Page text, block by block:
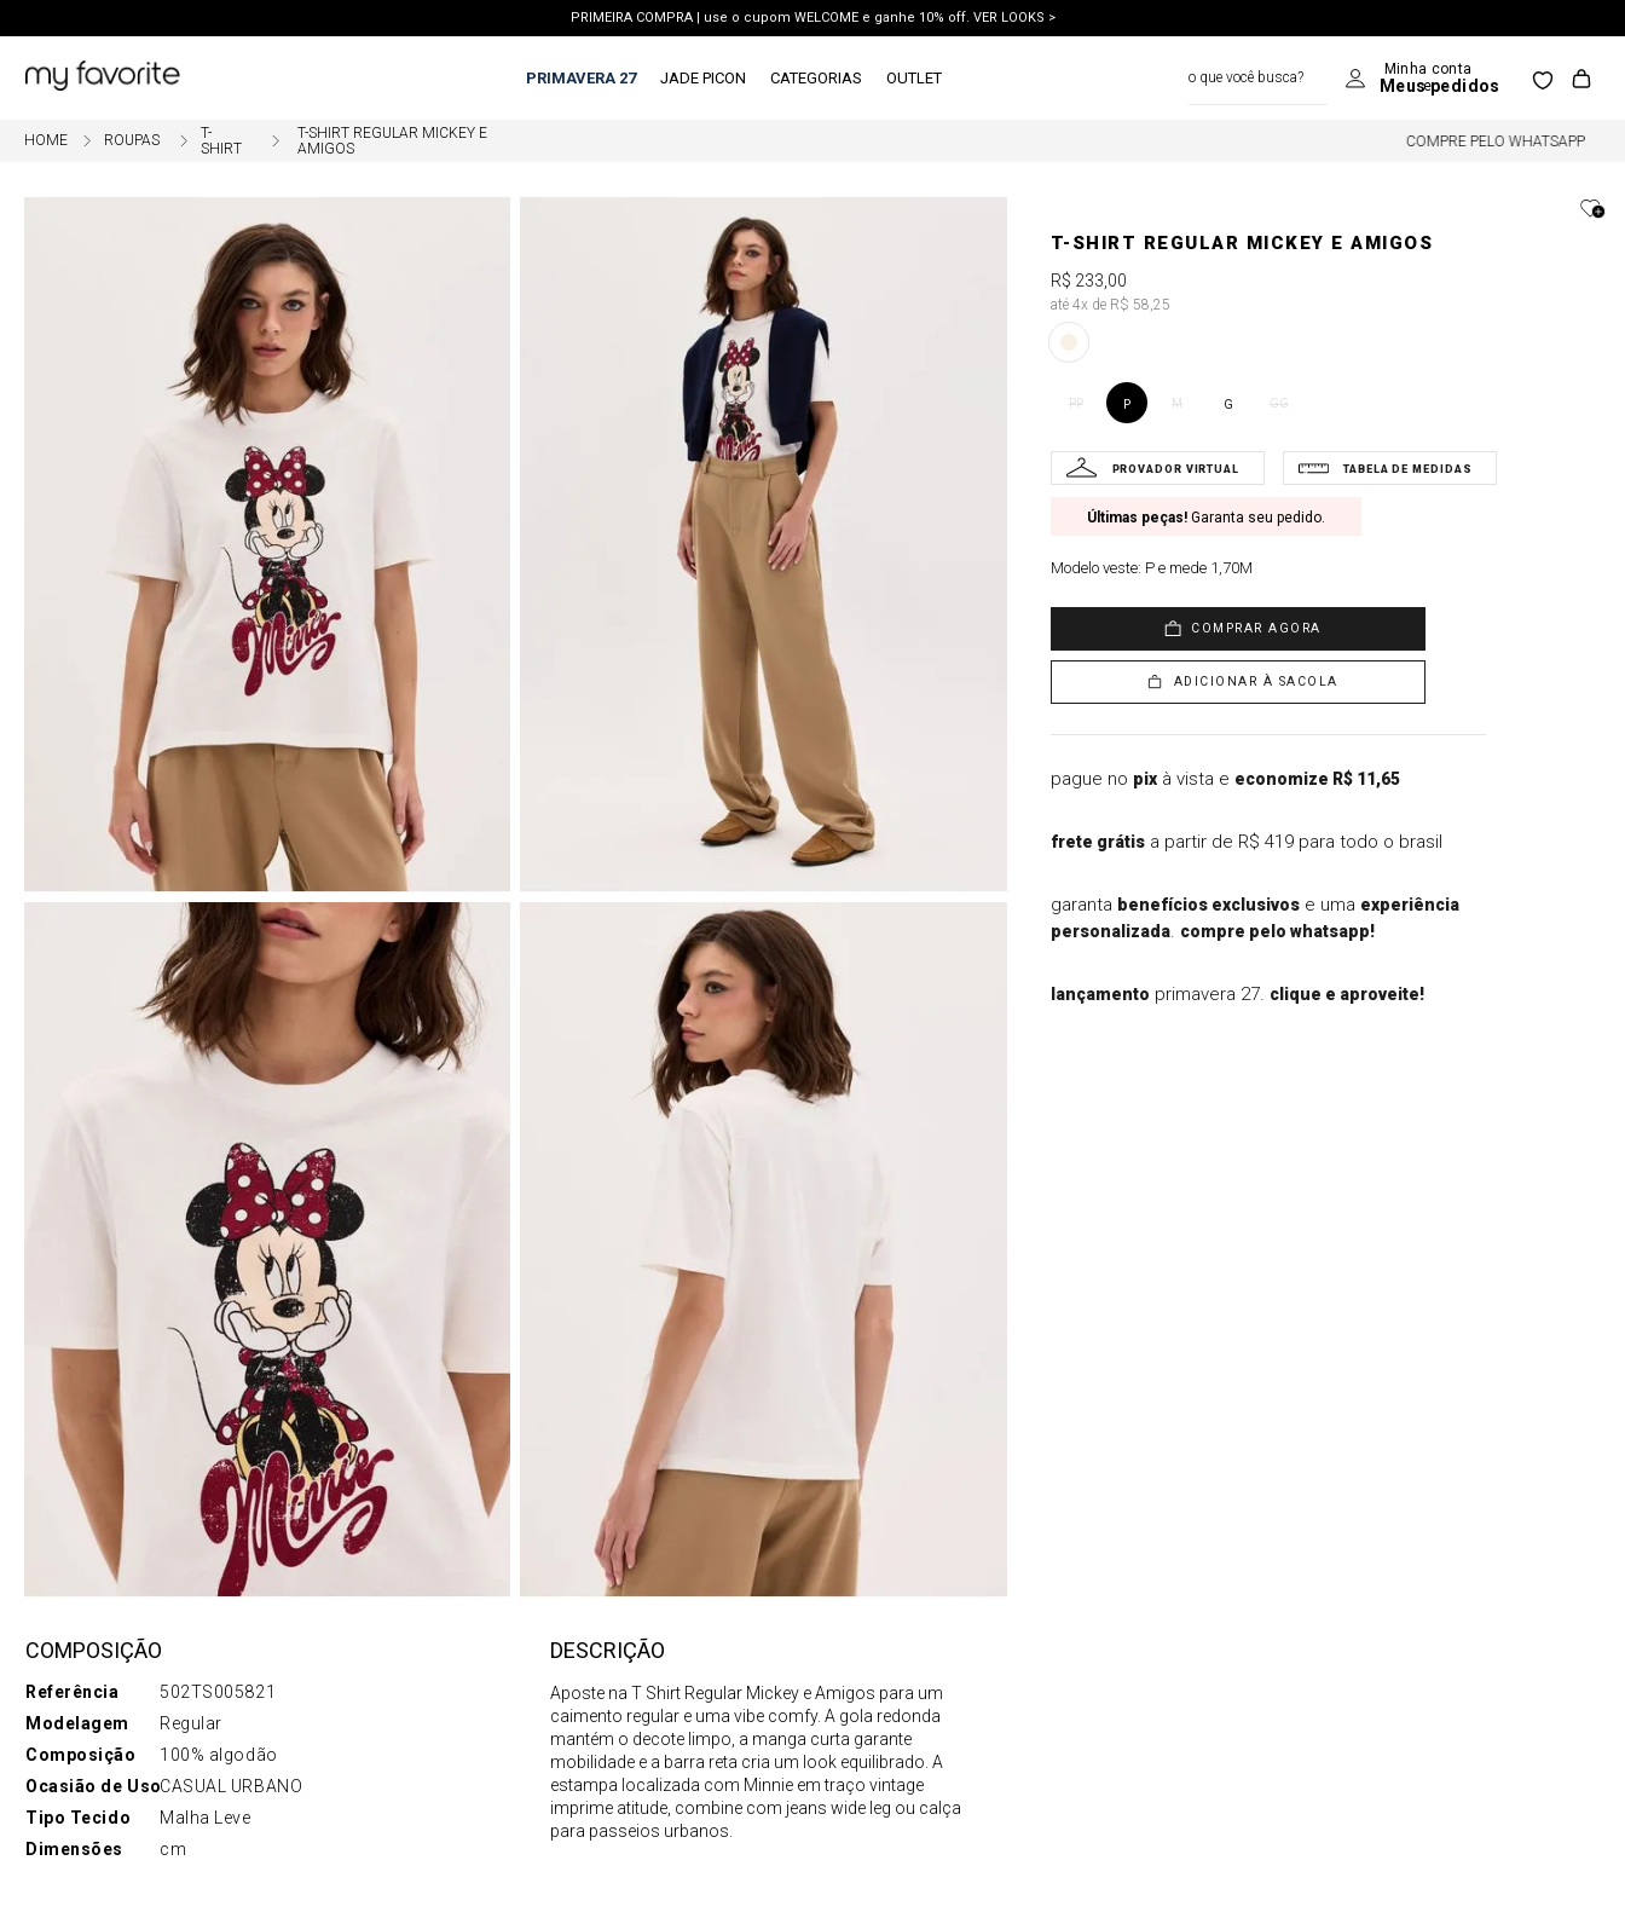
PRIMEIRA COMPRA | use o cupom WELCOME e ganhe 10% off. VER LOOKS >
PRIMAVERA 27 JADE PICON CATEGORIAS OUTLET
ROUPAS
T-
SHIRT
T-SHIRT REGULAR MICKEY E
AMIGOS5% OFF EM COMPRAS COM PIX COMPRE PELO WHATSAPP
COMPOSIÇÃO
Referência
502TS005821
Modelagem
Regular
Composição
100% algodão
Ocasião de UsoCASUAL URBANO
Tipo Tecido
Malha Leve
Dimensões
cm
DESCRIÇÃO
Aposte na T Shirt Regular Mickey e Amigos para um
caimento regular e uma vibe comfy. A gola redonda
mantém o decote limpo, a manga curta garante
mobilidade e a barra reta cria um look equilibrado. A
estampa localizada com Minnie em traço vintage
imprime atitude, combine com jeans wide leg ou calça
para passeios urbanos.
T-SHIRT REGULAR MICKEY E AMIGOS
R$ 233 00
até 4x de R$ 58,25
PP P M G GG
Últimas peças! Garanta seu pedido.
Modelo veste: P e mede 1,70M
COMPRAR AGORA
ADICIONAR À SACOLA
pague no pixà vista e economize R$ 11,65
frete grátisa partir de R$ 419 para todo o brasil
garanta benefícios exclusivose uma experiência
personalizada. compre pelo whatsapp!
lançamento primavera 27. clique e aproveite!
calca jeans
calca
saia
short
conjunto
jaqueta
blazer